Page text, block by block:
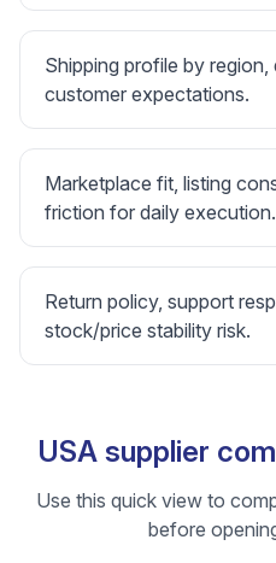
Shipping profile by region,
customer expectations.
Marketplace fit, listing
friction for daily execution.
Return policy, support
stock/price stability risk.
USA supplier
Use this quick view to
before